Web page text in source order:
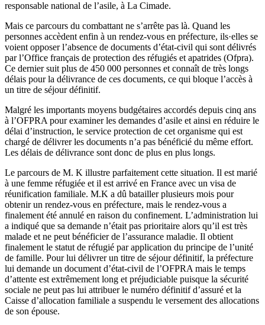
responsable national de l’asile, à La Cimade.
Mais ce parcours du combattant ne s’arrête pas là. Quand les
personnes accèdent enfin à un rendez-vous en préfecture, ils·elles se
voient opposer l’absence de documents d’état-civil qui sont délivrés
par l’Office français de protection des réfugiés et apatrides (Ofpra).
Ce dernier suit plus de 450 000 personnes et connaît de très longs
délais pour la délivrance de ces documents, ce qui bloque l’accès à
un titre de séjour définitif.
Malgré les importants moyens budgétaires accordés depuis cinq ans
à l’OFPRA pour examiner les demandes d’asile et ainsi en réduire le
délai d’instruction, le service protection de cet organisme qui est
chargé de délivrer les documents n’a pas bénéficié du même effort.
Les délais de délivrance sont donc de plus en plus longs.
Le parcours de M. K illustre parfaitement cette situation. Il est marié
à une femme réfugiée et il est arrivé en France avec un visa de
réunification familiale. M.K a dû batailler plusieurs mois pour
obtenir un rendez-vous en préfecture, mais le rendez-vous a
finalement été annulé en raison du confinement. L’administration lui
a indiqué que sa demande n’était pas prioritaire alors qu’il est très
malade et ne peut bénéficier de l’assurance maladie. Il obtient
finalement le statut de réfugié par application du principe de l’unité
de famille. Pour lui délivrer un titre de séjour définitif, la préfecture
lui demande un document d’état-civil de l’OFPRA mais le temps
d’attente est extrêmement long et préjudiciable puisque la sécurité
sociale ne peut pas lui attribuer le numéro définitif d’assuré et la
Caisse d’allocation familiale a suspendu le versement des allocations
de son épouse.